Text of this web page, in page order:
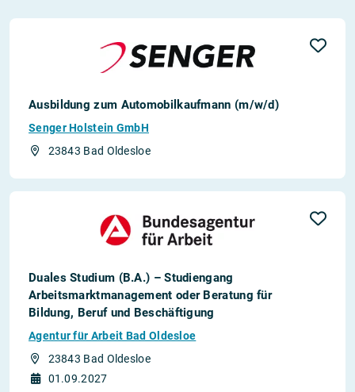
Ausbildung zum Automobilkaufmann (m/w/d)
Senger Holstein GmbH
23843 Bad Oldesloe
Duales Studium (B.A.) – Studiengang
Arbeitsmarktmanagement oder Beratung für
Bildung, Beruf und Beschäftigung
Agentur für Arbeit Bad Oldesloe
23843 Bad Oldesloe
01.09.2027